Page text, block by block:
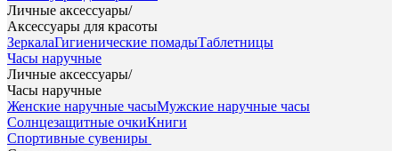
Личные аксессуары/
Аксессуары для красоты
ЗеркалаГигиенические помадыТаблетницы
Часы наручные
Личные аксессуары/
Часы наручные
Женские наручные часыМужские наручные часы
Солнцезащитные очкиКниги
Спортивные сувениры